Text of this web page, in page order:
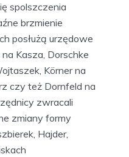
spolszczenia
brzmienie
posłużą urzędowe
Kasza, Dorschke
Körner na
czy też Dornfeld na
zwracali
zmiany formy
Hajder,